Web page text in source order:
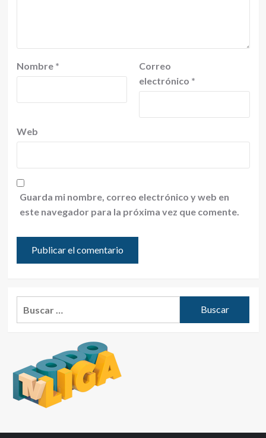
Nombre *
Correo
electrónico *
Web
Guarda mi nombre, correo electrónico y web en
este navegador para la próxima vez que comente.